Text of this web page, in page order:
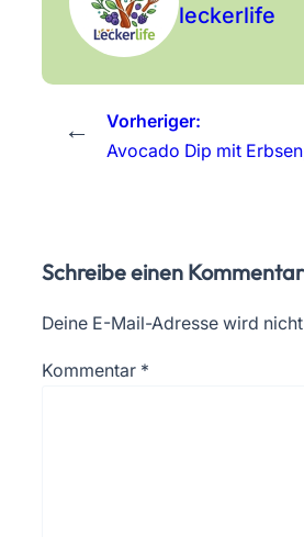
leckerlife
←
Vorheriger:
Avocado Dip mit
Schreibe einen Kommentar
Deine E-Mail-Adresse wird
Kommentar *